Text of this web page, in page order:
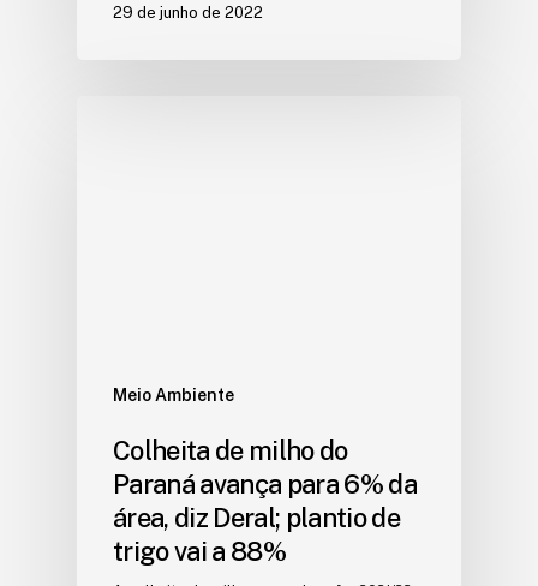
29 de junho de 2022
Meio Ambiente
Colheita de milho do
Paraná avança para 6% da
área, diz Deral; plantio de
trigo vai a 88%